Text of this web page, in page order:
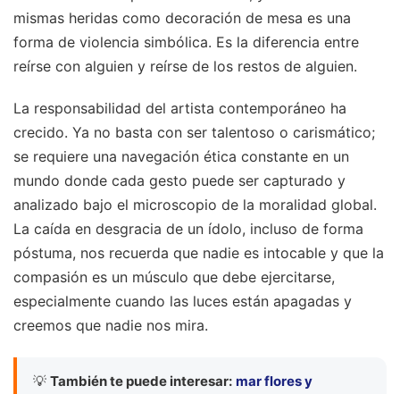
mismas heridas como decoración de mesa es una
forma de violencia simbólica. Es la diferencia entre
reírse con alguien y reírse de los restos de alguien.
La responsabilidad del artista contemporáneo ha
crecido. Ya no basta con ser talentoso o carismático;
se requiere una navegación ética constante en un
mundo donde cada gesto puede ser capturado y
analizado bajo el microscopio de la moralidad global.
La caída en desgracia de un ídolo, incluso de forma
póstuma, nos recuerda que nadie es intocable y que la
compasión es un músculo que debe ejercitarse,
especialmente cuando las luces están apagadas y
creemos que nadie nos mira.
💡 También te puede interesar: mar flores y